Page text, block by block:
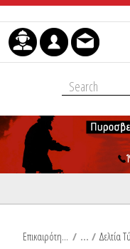
Skip to Content
Επικαιρότητα /